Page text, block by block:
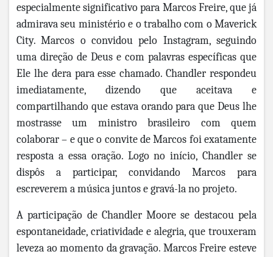
especialmente significativo para Marcos Freire, que já
admirava seu ministério e o trabalho com o Maverick
City. Marcos o convidou pelo Instagram, seguindo
uma direção de Deus e com palavras específicas que
Ele lhe dera para esse chamado. Chandler respondeu
imediatamente, dizendo que aceitava e
compartilhando que estava orando para que Deus lhe
mostrasse um ministro brasileiro com quem
colaborar – e que o convite de Marcos foi exatamente
resposta a essa oração. Logo no início, Chandler se
dispôs a participar, convidando Marcos para
escreverem a música juntos e gravá-la no projeto.
A participação de Chandler Moore se destacou pela
espontaneidade, criatividade e alegria, que trouxeram
leveza ao momento da gravação. Marcos Freire esteve